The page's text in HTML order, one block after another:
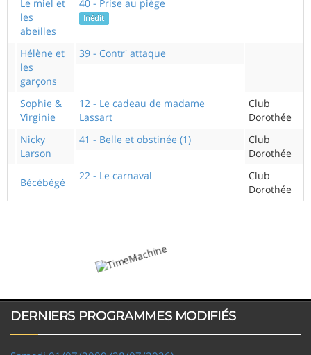
Le miel et
les
abeilles
40 - Prise au piège
Inédit
Hélène et
les
garçons
39 - Contr' attaque
Sophie &
Virginie
12 - Le cadeau de madame
Lassart
Club
Dorothée
Nicky
Larson
41 - Belle et obstinée (1)
Club
Dorothée
Bécébégé
22 - Le carnaval
Club
Dorothée
DERNIERS PROGRAMMES MODIFIÉS